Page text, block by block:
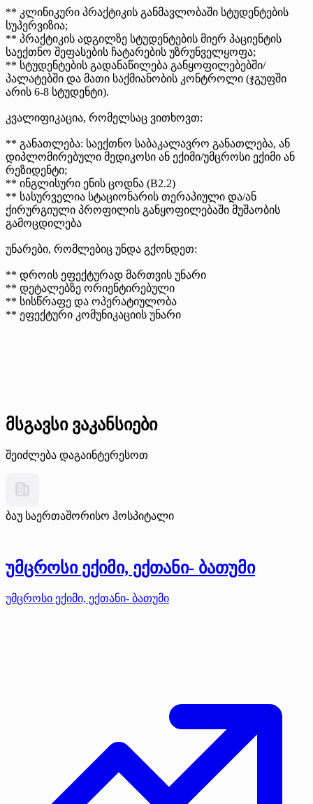
** კლინიკური პრაქტიკის განმავლობაში სტუდენტების
სუპერვიზია;
** პრაქტიკის ადგილზე სტუდენტების მიერ პაციენტის
საექთნო შეფასების ჩატარების უზრუნველყოფა;
** სტუდენტების გადანაწილება განყოფილებებში/
პალატებში და მათი საქმიანობის კონტროლი (ჯგუფში
არის 6-8 სტუდენტი).
კვალიფიკაცია, რომელსაც ვითხოვთ:
** განათლება: საექთნო საბაკალავრო განათლება, ან
დიპლომირებული მედიკოსი ან ექიმი/უმცროსი ექიმი ან
რეზიდენტი;
** ინგლისური ენის ცოდნა (B2.2)
** სასურველია სტაციონარის თერაპიული და/ან
ქირურგიული პროფილის განყოფილებაში მუშაობის
გამოცდილება
უნარები, რომლებიც უნდა გქონდეთ:
** დროის ეფექტურად მართვის უნარი
** დეტალებზე ორიენტირებული
** სისწრაფე და ოპერატიულობა
** ეფექტური კომუნიკაციის უნარი
მსგავსი ვაკანსიები
შეიძლება დაგაინტერესოთ
ბაუ საერთაშორისო ჰოსპიტალი
უმცროსი ექიმი, ექთანი- ბათუმი
უმცროსი ექიმი, ექთანი- ბათუმი